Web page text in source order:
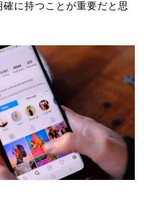
に持つことが重要だと思